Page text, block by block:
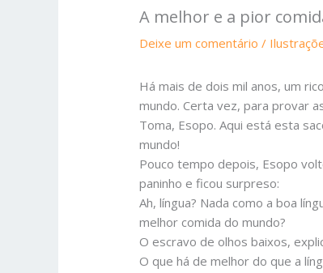
A melhor e a pior
Deixe um comentário /
Há mais de dois mil anos, um
mundo. Certa vez, para provar
Toma, Esopo. Aqui está esta
mundo!
Pouco tempo depois, Esopo
paninho e ficou surpreso:
Ah, língua? Nada como a boa
melhor comida do mundo?
O escravo de olhos baixos,
O que há de melhor do que a